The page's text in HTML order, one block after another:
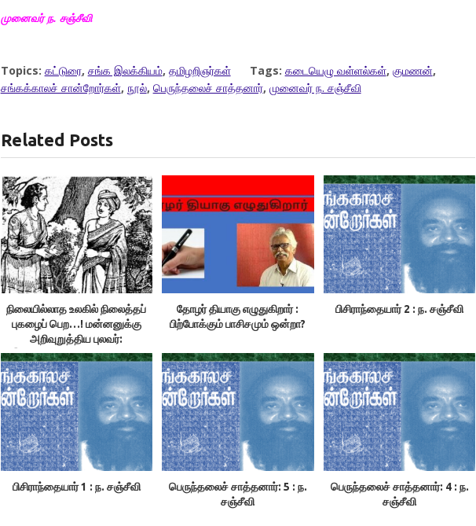
முனைவர் ந. சஞ்சீவி
Topics: கட்டுரை, சங்க இலக்கியம், தமிழறிஞர்கள் Tags: கடையெழு வள்ளல்கள், குமணன்,
சங்கக்காலச் சான்றோர்கள், நூல், பெருந்தலைச் சாத்தனார், முனைவர் ந. சஞ்சீவி
Related Posts
நிலையில்லாத உலகில் நிலைத்தப்
புகழைப் பெற…! மன்னனுக்கு
அறிவுறுத்திய புலவர்:
இலக்குவனார் திருவள்ளுவன்
தோழர் தியாகு எழுதுகிறார் :
பிற்போக்கும் பாசிசமும் ஒன்றா?
பிசிராந்தையார் 2 : ந. சஞ்சீவி
பிசிராந்தையார் 1 : ந. சஞ்சீவி
பெருந்தலைச் சாத்தனார்: 5 : ந.
சஞ்சீவி
பெருந்தலைச் சாத்தனார்: 4 : ந.
சஞ்சீவி